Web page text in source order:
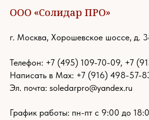
ООО «Солидар ПРО»
г. Москва, Хорошевское шоссе, д.
Телефон: +7 (495) 109-70-09, +7
Написать в Max: +7 (916) 498-57-
Эл. почта: soledarpro@yandex.ru
График работы: пн-пт с 9:00 до